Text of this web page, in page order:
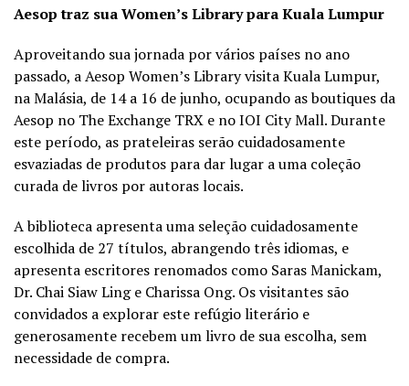
Aesop traz sua Women’s Library para Kuala Lumpur
Aproveitando sua jornada por vários países no ano
passado, a Aesop Women’s Library visita Kuala Lumpur,
na Malásia, de 14 a 16 de junho, ocupando as boutiques da
Aesop no The Exchange TRX e no IOI City Mall. Durante
este período, as prateleiras serão cuidadosamente
esvaziadas de produtos para dar lugar a uma coleção
curada de livros por autoras locais.
A biblioteca apresenta uma seleção cuidadosamente
escolhida de 27 títulos, abrangendo três idiomas, e
apresenta escritores renomados como Saras Manickam,
Dr. Chai Siaw Ling e Charissa Ong. Os visitantes são
convidados a explorar este refúgio literário e
generosamente recebem um livro de sua escolha, sem
necessidade de compra.